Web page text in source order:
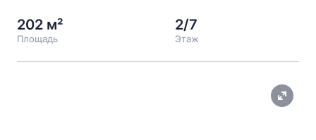
202 м²
Площадь
2/7
Этаж